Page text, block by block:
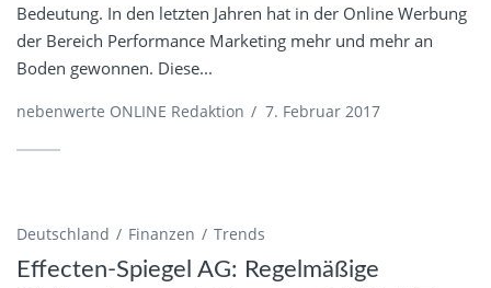
Bedeutung. In den letzten Jahren hat in der Online Werbung
der Bereich Performance Marketing mehr und mehr an
Boden gewonnen. Diese...
nebenwerte ONLINE Redaktion / 7. Februar 2017
Deutschland Finanzen Trends
Effecten-Spiegel AG: Regelmäßige